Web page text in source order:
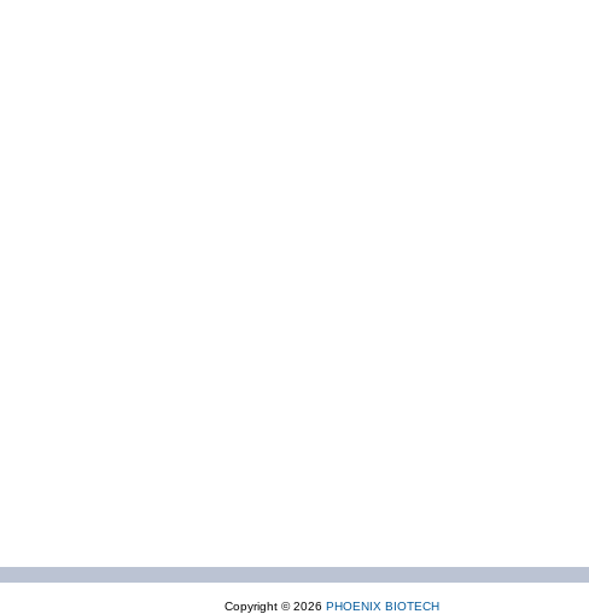
Copyright © 2026 PHOENIX BIOTECH